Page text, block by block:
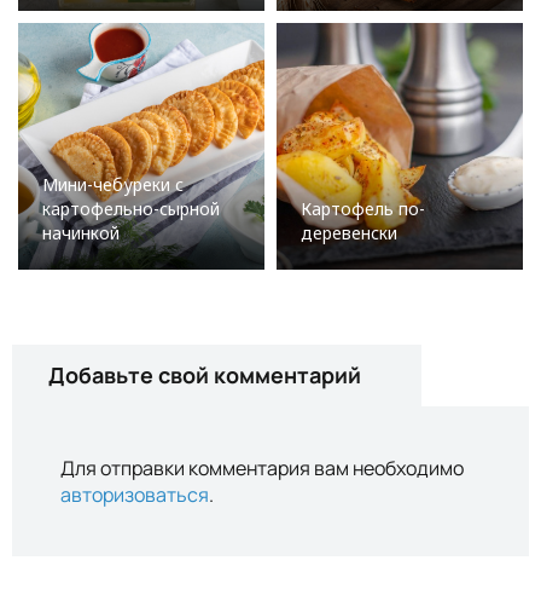
Мини-чебуреки с
картофельно-сырной
начинкой
Картофель по-
деревенски
Добавьте свой комментарий
Для отправки комментария вам необходимо
авторизоваться.